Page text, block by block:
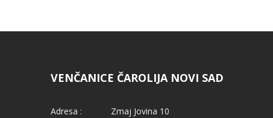
VENČANICE ČAROLIJA NOVI SAD
Adresa :
Zmaj Jovina 10